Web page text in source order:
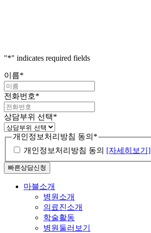
"*" indicates required fields
이름*
전화번호*
상담부위 선택*
개인정보처리방침 동의 *
개인정보처리방침 동의 [자세히보기]
Close
마블소개
병원소개
의료진소개
학술활동
병원둘러보기